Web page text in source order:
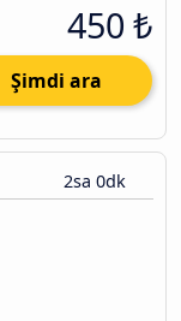
450 ₺
Şimdi ara
2sa 0dk